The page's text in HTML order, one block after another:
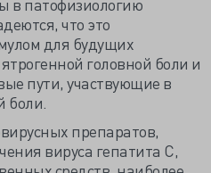
что это
для будущих
головной боли и
пути, участвующие в
боли.
препаратов,
вируса гепатита С,